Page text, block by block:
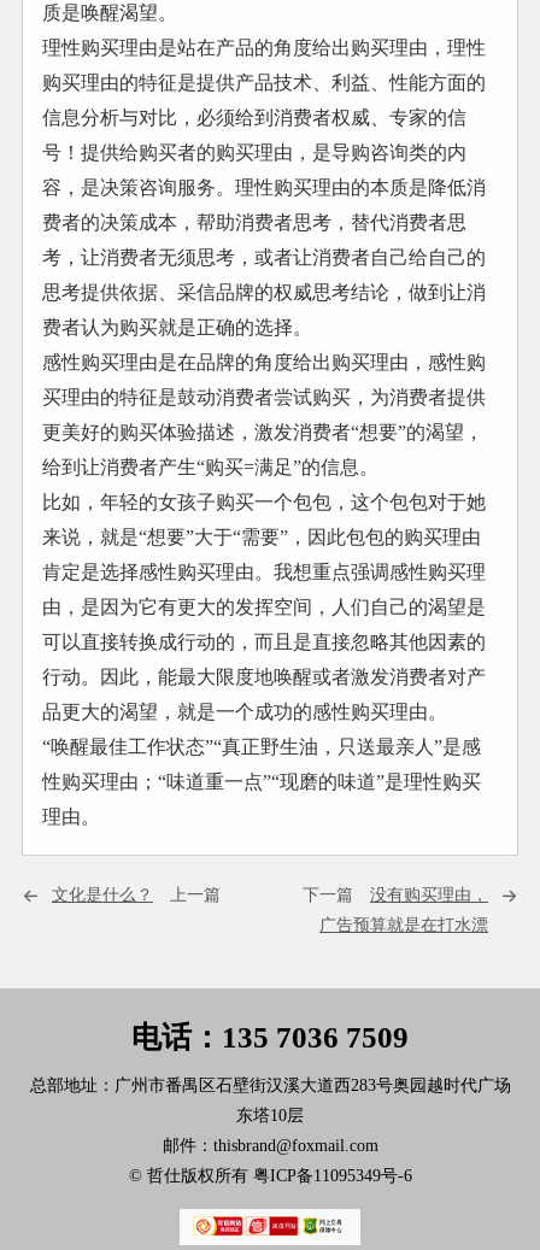
质是唤醒渴望。
理性购买理由是站在产品的角度给出购买理由，理性
购买理由的特征是提供产品技术、利益、性能方面的
信息分析与对比，必须给到消费者权威、专家的信
号！提供给购买者的购买理由，是导购咨询类的内
容，是决策咨询服务。理性购买理由的本质是降低消
费者的决策成本，帮助消费者思考，替代消费者思
考，让消费者无须思考，或者让消费者自己给自己的
思考提供依据、采信品牌的权威思考结论，做到让消
费者认为购买就是正确的选择。
感性购买理由是在品牌的角度给出购买理由，感性购
买理由的特征是鼓动消费者尝试购买，为消费者提供
更美好的购买体验描述，激发消费者“想要”的渴望，
给到让消费者产生“购买=满足”的信息。
比如，年轻的女孩子购买一个包包，这个包包对于她
来说，就是“想要”大于“需要”，因此包包的购买理由
肯定是选择感性购买理由。我想重点强调感性购买理
由，是因为它有更大的发挥空间，人们自己的渴望是
可以直接转换成行动的，而且是直接忽略其他因素的
行动。因此，能最大限度地唤醒或者激发消费者对产
品更大的渴望，就是一个成功的感性购买理由。
“唤醒最佳工作状态”“真正野生油，只送最亲人”是感
性购买理由；“味道重一点”“现磨的味道”是理性购买
理由。
文化是什么？ 上一篇 下一篇没有购买理由，
广告预算就是在打水漂
电话：135 7036 7509
总部地址：广州市番禺区石壁街汉溪大道西283号奥园越时代广场
东塔10层
邮件：thisbrand@foxmail.com
© 哲仕版权所有 粤ICP备11095349号-6